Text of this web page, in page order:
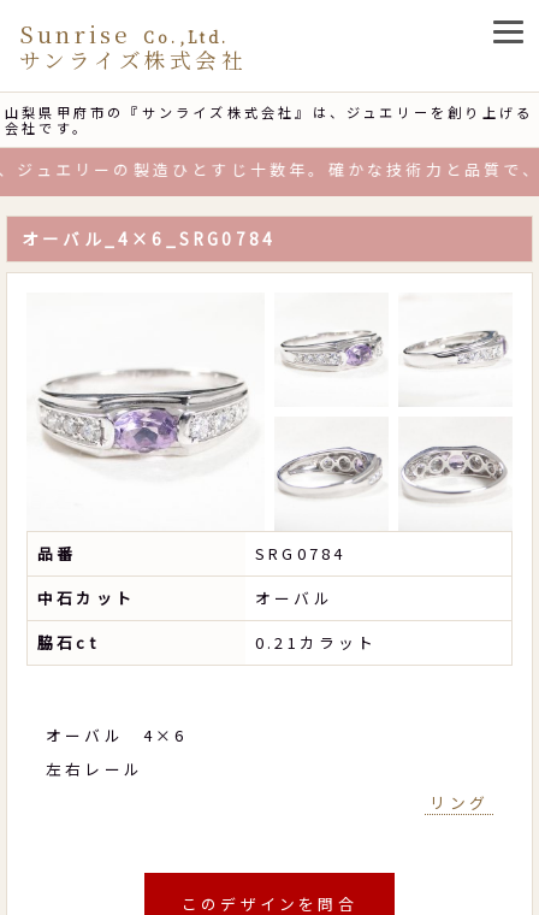
山梨県甲府市の『サンライズ株式会社』は、ジュエリーを創り上げる
会社です。
Sunrise Co.,Ltd.
サンライズ株式会社
ュエリーの製造ひとすじ十数年。確かな技術力と品質で
オーバル_4×6_SRG0784
品番
SRG0784
中石カット
オーバル
脇石ct
0.21カラット
オーバル 4×6
左右レール
リング
このデザインを問合